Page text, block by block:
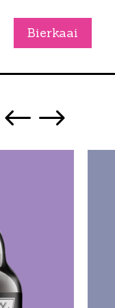
Bierkaai
# $